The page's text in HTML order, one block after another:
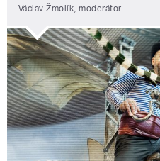
Václav Žmolík, moderátor